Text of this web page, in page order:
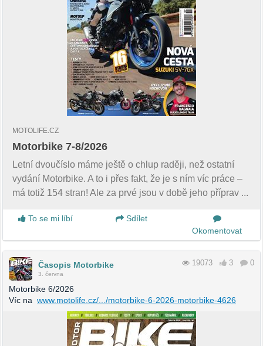
MOTOLIFE.CZ
Motorbike 7-8/2026
Letní dvoučíslo máme ještě o chlup raději, než ostatní
vydání Motorbike. A to i přes fakt, že je s ním víc práce –
má totiž 154 stran! Ale za prvé jsou v době jeho příprav ...
To se mi líbí
Sdílet
Okomentovat
Časopis Motorbike
3. června
19073 3 0
Motorbike 6/2026
Víc na www.motolife.cz/.../motorbike-6-2026-motorbike-4626